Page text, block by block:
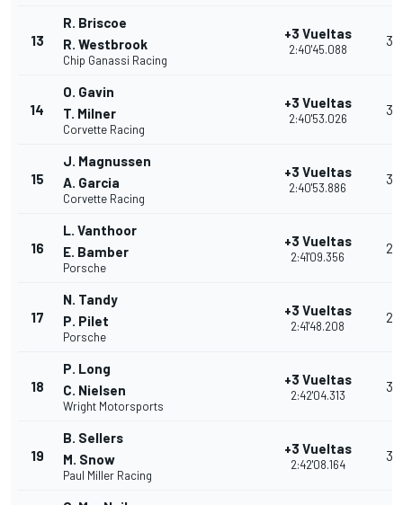
13
R. Briscoe
R. Westbrook
Chip Ganassi Racing
+3 Vueltas
2:40'45.088
35
14
O. Gavin
T. Milner
Corvette Racing
+3 Vueltas
2:40'53.026
32
15
J. Magnussen
A. Garcia
Corvette Racing
+3 Vueltas
2:40'53.886
30
16
L. Vanthoor
E. Bamber
Porsche
+3 Vueltas
2:41'09.356
28
17
N. Tandy
P. Pilet
Porsche
+3 Vueltas
2:41'48.208
26
18
P. Long
C. Nielsen
Wright Motorsports
+3 Vueltas
2:42'04.313
35
19
B. Sellers
M. Snow
Paul Miller Racing
+3 Vueltas
2:42'08.164
32